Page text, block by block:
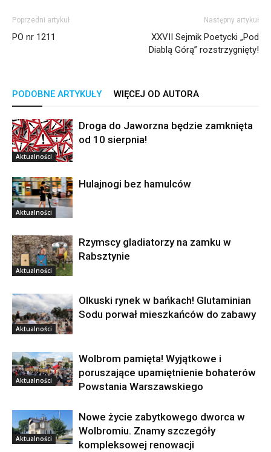
Poprzedni artykuł
PO nr 1211
Następny artykuł
XXVII Sejmik Poetycki „Pod
Diablą Górą” rozstrzygnięty!
PODOBNE ARTYKUŁY WIĘCEJ OD AUTORA
Aktualności
Droga do Jaworzna będzie zamknięta
od 10 sierpnia!
Aktualności
Hulajnogi bez hamulców
Aktualności
Rzymscy gladiatorzy na zamku w
Rabsztynie
Aktualności
Olkuski rynek w bańkach! Glutaminian
Sodu porwał mieszkańców do zabawy
Aktualności
Wolbrom pamięta! Wyjątkowe i
poruszające upamiętnienie bohaterów
Powstania Warszawskiego
Aktualności
Nowe życie zabytkowego dworca w
Wolbromiu. Znamy szczegóły
kompleksowej renowacji